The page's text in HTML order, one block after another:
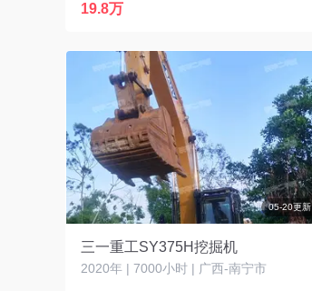
19.8万
05-20更新
三一重工SY375H挖掘机
2020年 | 7000小时 | 广西-南宁市